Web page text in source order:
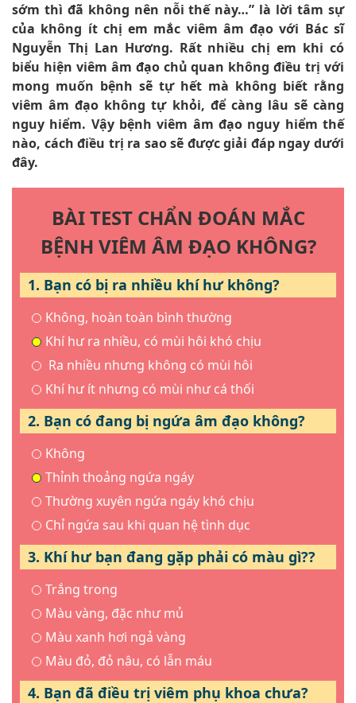
sớm thì đã không nên nỗi thế này…” là lời tâm sự
của không ít chị em mắc viêm âm đạo với Bác sĩ
Nguyễn Thị Lan Hương. Rất nhiều chị em khi có
biểu hiện viêm âm đạo chủ quan không điều trị với
mong muốn bệnh sẽ tự hết mà không biết rằng
viêm âm đạo không tự khỏi, để càng lâu sẽ càng
nguy hiểm. Vậy bệnh viêm âm đạo nguy hiểm thế
nào, cách điều trị ra sao sẽ được giải đáp ngay dưới
đây.
BÀI TEST CHẨN ĐOÁN MẮC
BỆNH VIÊM ÂM ĐẠO KHÔNG?
1. Bạn có bị ra nhiều khí hư không?
Không, hoàn toàn bình thường
Khí hư ra nhiều, có mùi hôi khó chịu
Ra nhiều nhưng không có mùi hôi
Khí hư ít nhưng có mùi như cá thối
2. Bạn có đang bị ngứa âm đạo không?
Không
Thỉnh thoảng ngứa ngáy
Thường xuyên ngứa ngáy khó chịu
Chỉ ngứa sau khi quan hệ tình dục
3. Khí hư bạn đang gặp phải có màu gì??
Trắng trong
Màu vàng, đặc như mủ
Màu xanh hơi ngả vàng
Màu đỏ, đỏ nâu, có lẫn máu
4. Bạn đã điều trị viêm phụ khoa chưa?